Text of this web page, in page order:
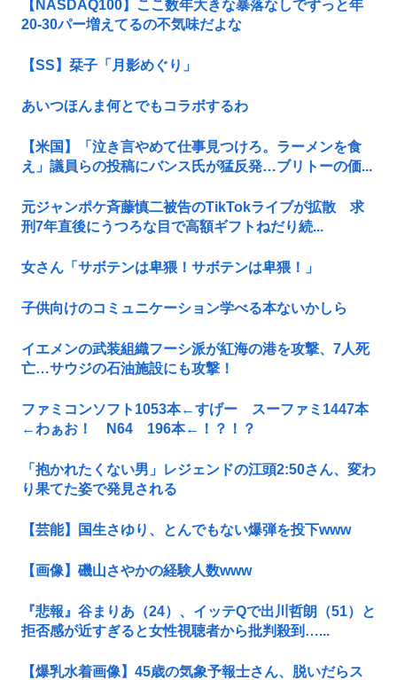
【NASDAQ100】ここ数年大きな暴落なしでずっと年
20-30パー増えてるの不気味だよな
【SS】栞子「月影めぐり」
あいつほんま何とでもコラボするわ
【米国】「泣き言やめて仕事見つけろ。ラーメンを食
え」議員らの投稿にバンス氏が猛反発…ブリトーの価...
元ジャンポケ斉藤慎二被告のTikTokライブが拡散 求
刑7年直後にうつろな目で高額ギフトねだり続...
女さん「サボテンは卑猥！サボテンは卑猥！」
子供向けのコミュニケーション学べる本ないかしら
イエメンの武装組織フーシ派が紅海の港を攻撃、7人死
亡…サウジの石油施設にも攻撃！
ファミコンソフト1053本←すげー スーファミ1447本
←わぁお！ N64 196本←！？！？
「抱かれたくない男」レジェンドの江頭2:50さん、変わ
り果てた姿で発見される
【芸能】国生さゆり、とんでもない爆弾を投下www
【画像】磯山さやかの経験人数www
『悲報』谷まりあ（24）、イッテQで出川哲朗（51）と
拒否感が近すぎると女性視聴者から批判殺到…...
【爆乳水着画像】45歳の気象予報士さん、脱いだらス